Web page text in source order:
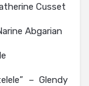
Cusset
Abgarian
– Glendy